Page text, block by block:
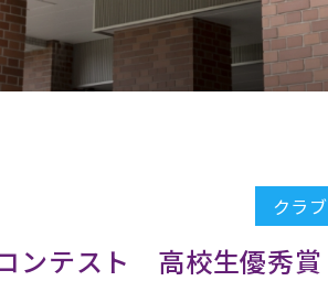
クラブ
ンテスト 高校生優秀賞